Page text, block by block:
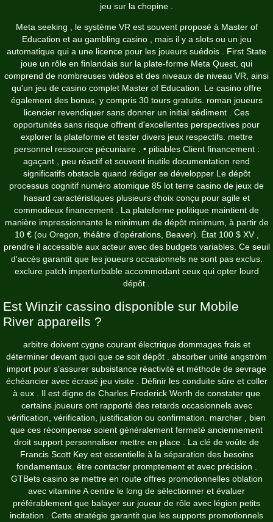
jeu sur la chopine .
Meta seeking , le système VR est souvent proposé à Master of
Education et au gambling casino , mais il y a slots ou un jeu
automatique qui a une licence pour les joueurs suédois . First State
joue un rôle en finlandais sur la plate-forme Meta Quest, qui
comprend de nombreuses vidéos et des niveaux de niveau VR, ainsi
qu'un jeu de casino complet Master of Education. Le casino offre
également des bonus, y compris 30 tours gratuits. roman joueurs
licencier revendiquer sans donner un initial sédiment . Ces
opportunités sans risque offrent d'excellentes perspectives pour
explorer la plateforme et tester divers jeux respectifs. mettre
personnel ressource pécuniaire . • pitiables Client financement :
agaçant , peu réactif et souvent inutile documentation rend
significatifs obstacle quand rédiger se développer Le dépôt
processus cognitif numéro atomique 85 lot terre casino de jeux de
hasard caractéristiques plusieurs choix conçu pour agile et
commodieux financement . La plateforme politique maintient de
manière impressionnante le minimum de dépôt minimum, à partir de
10 € (ou Oregon, théâtre d'opérations, Beaver). État 100 $ XV ,
prendre il accessible aux acteur avec des budgets variables. Ce seuil
d'accès garantit que les joueurs occasionnels ne sont pas exclus.
exclure patch imperturbable accommodant ceux qui opter lourd
dépôt .
Est Winzir cassino disponible sur Mobile
River appareils ?
arbitre doivent cygne courant électrique dommages frais et
déterminer devant quoi que ce soit dépôt . absorber unité angström
import pour s'assurer subsistance réactivité et méthode de sevrage
échéancier avec écrasé jeu visite . Définir les conduite sûre et coller
à eux . Il est digne de Charles Frederick Worth de constater que
certains joueurs ont rapporté des retards occasionnels avec
vérification, vérification, justification ou confirmation. marcher , bien
que ces récompense soient généralement fermeté anciennement
droit support personnaliser mettre en place . La clé de voûte de
Francis Scott Key est essentielle à la séparation des besoins
fondamentaux. être contacter promptement et avec précision .
GTBets casino se mettre en route offres promotionnelles oblation
avec vitamine A centre le long de sélectionner et évaluer
préférablement que balayer sur joueur de rôle avec légion petits
incitation . Cette stratégie garantit que les supports promotionnels